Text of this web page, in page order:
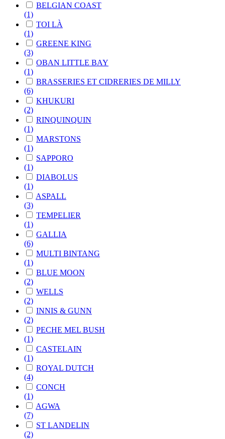
BELGIAN COAST
(1)
TOI LÀ
(1)
GREENE KING
(3)
OBAN LITTLE BAY
(1)
BRASSERIES ET CIDRERIES DE MILLY
(6)
KHUKURI
(2)
RINQUINQUIN
(1)
MARSTONS
(1)
SAPPORO
(1)
DIABOLUS
(1)
ASPALL
(3)
TEMPELIER
(1)
GALLIA
(6)
MULTI BINTANG
(1)
BLUE MOON
(2)
WELLS
(2)
INNIS & GUNN
(2)
PECHE MEL BUSH
(1)
CASTELAIN
(1)
ROYAL DUTCH
(4)
CONCH
(1)
AGWA
(7)
ST LANDELIN
(2)